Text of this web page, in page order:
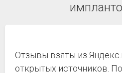
Отзывы взяты из
открытых источников.